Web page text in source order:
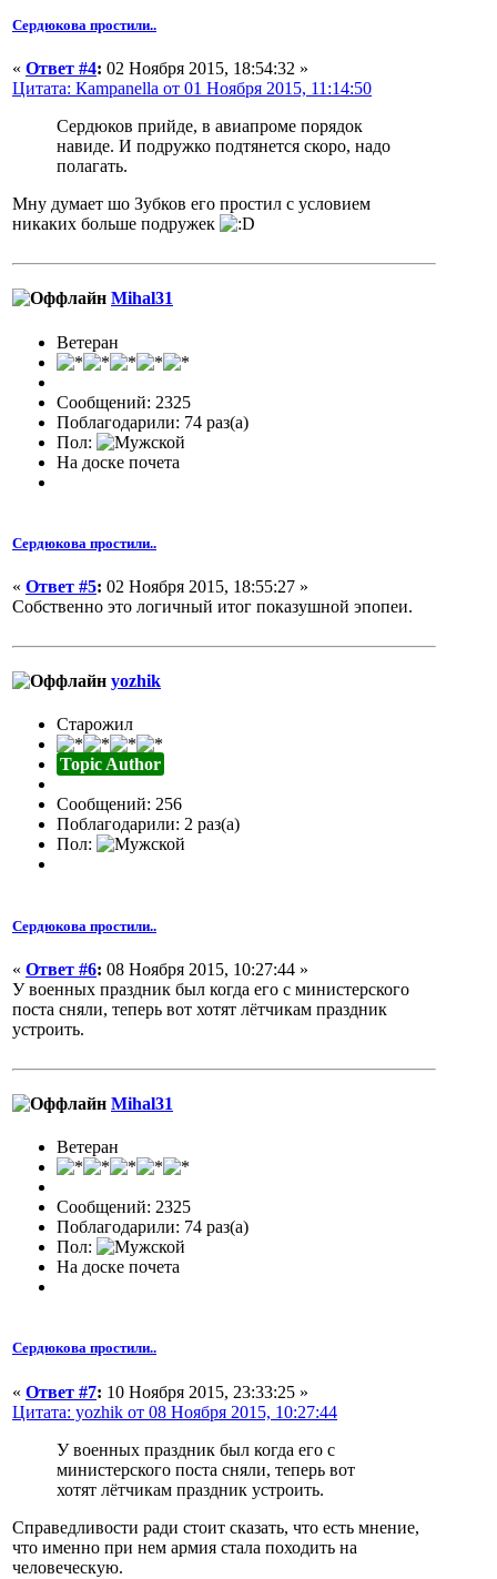
Сердюкова простили..
« Ответ #4: 02 Ноября 2015, 18:54:32 »
Цитата: Кampanella от 01 Ноября 2015, 11:14:50
Сердюков прийде, в авиапроме порядок
навиде. И подружко подтянется скоро, надо
полагать.
Мну думает шо Зубков его простил с условием
никаких больше подружек
Mihal31
Ветеран
Сообщений: 2325
Поблагодарили: 74 раз(а)
Пол:
На доске почета
Сердюкова простили..
« Ответ #5: 02 Ноября 2015, 18:55:27 »
Собственно это логичный итог показушной эпопеи.
yozhik
Старожил
Topic Author
Сообщений: 256
Поблагодарили: 2 раз(а)
Пол:
Сердюкова простили..
« Ответ #6: 08 Ноября 2015, 10:27:44 »
У военных праздник был когда его с министерского
поста сняли, теперь вот хотят лётчикам праздник
устроить.
Mihal31
Ветеран
Сообщений: 2325
Поблагодарили: 74 раз(а)
Пол:
На доске почета
Сердюкова простили..
« Ответ #7: 10 Ноября 2015, 23:33:25 »
Цитата: yozhik от 08 Ноября 2015, 10:27:44
У военных праздник был когда его с
министерского поста сняли, теперь вот
хотят лётчикам праздник устроить.
Справедливости ради стоит сказать, что есть мнение,
что именно при нем армия стала походить на
человеческую.